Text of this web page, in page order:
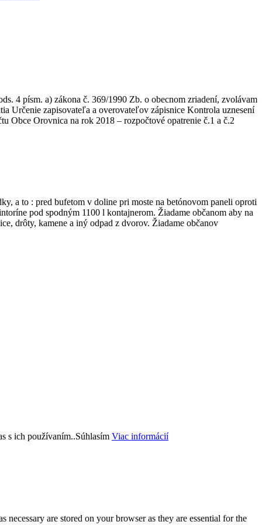
4 písm. a) zákona č. 369/1990 Zb. o obecnom zriadení, zvolávam
Určenie zapisovateľa a overovateľov zápisnice Kontrola uznesení
Obce Orovnica na rok 2018 – rozpočtové opatrenie č.1 a č.2
a to : pred bufetom v doline pri moste na betónovom paneli oproti
pod spodným 1100 l kontajnerom. Žiadame občanom aby na
drôty, kamene a iný odpad z dvorov. Žiadame občanov
s ich používaním..Súhlasím Viac informácií
are stored on your browser as they are essential for the